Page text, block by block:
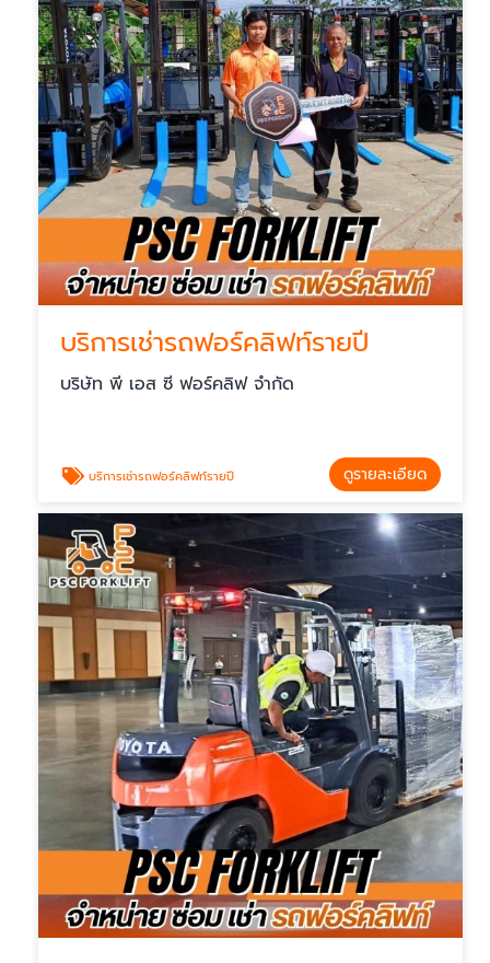
บริการเช่ารถฟอร์คลิฟท์รายปี
บริษัท พี เอส ซี ฟอร์คลิฟ จำกัด
บริการเช่ารถฟอร์คลิฟท์รายปี ดูรายละเอียด